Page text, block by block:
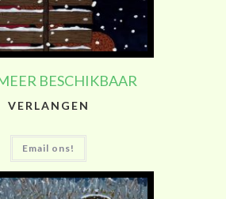
BESCHIKBAAR
VERLANGEN
Email ons!